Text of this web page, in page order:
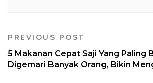
PREVIOUS POST
5 Makanan Cepat Saji Yang Paling
Digemari Banyak Orang, Bikin